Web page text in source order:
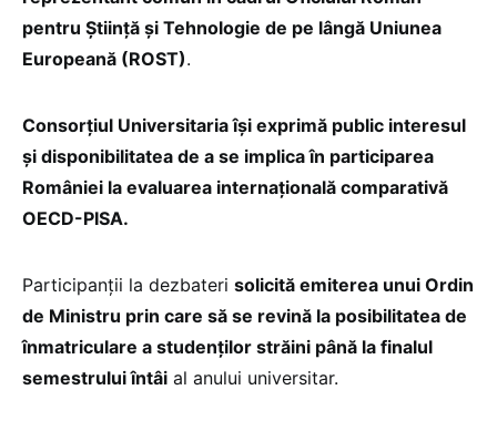
pentru Știință și Tehnologie de pe lângă Uniunea
Europeană (ROST).
Consorțiul Universitaria își exprimă public interesul
și disponibilitatea de a se implica în participarea
României la evaluarea internațională comparativă
OECD-PISA.
Participanții la dezbateri solicită emiterea unui Ordin
de Ministru prin care să se revină la posibilitatea de
înmatriculare a studenților străini până la finalul
semestrului întâi al anului universitar.